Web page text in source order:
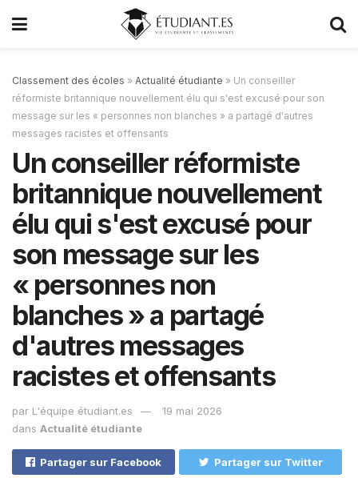
Classement des écoles » Actualité étudiante » Un conseiller
réformiste britannique nouvellement élu qui s'est excusé pour son
message sur les « personnes non blanches » a partagé d'autres
messages racistes et offensants
Un conseiller réformiste
britannique nouvellement
élu qui s'est excusé pour
son message sur les
« personnes non
blanches » a partagé
d'autres messages
racistes et offensants
par L'équipe étudiant.es
19 mai 2026
dans Actualité étudiante
Partager sur Facebook Partager sur Twitter